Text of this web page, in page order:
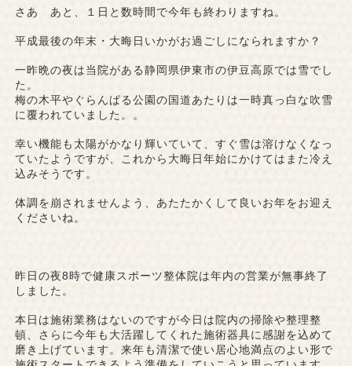
さあ あと、１日と数時間で今年も終わりますね。
平成最後の年末・大晦日いかがお過ごしになられますか？
一昨晩の夜は当院がある静岡県伊東市の伊豆高原では雪でし
た。
梅の木平やぐらんぱる公園の国道あたりは一時真っ白な吹雪
に覆われていました。。
幸い機能も太陽がかなり輝いていて、すぐ雪は溶けなくなっ
ていたようですが、これから大晦日年始にかけてはまた冷え
込みそうです。
体調を崩されませんよう、あたたかくして良いお年をお迎え
くださいね。
昨日の夜8時で健康スポーツ整体院は年内の営業が無事終了
しました。
本日は施術業務はないのですが今日は院内の掃除や整理整
頓、さらに今年も大活躍してくれた施術器具に感謝を込めて
磨き上げています。来年も清潔で使い居心地満点のよい形で